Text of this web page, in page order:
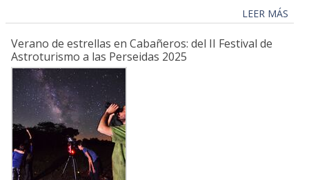
LEER MÁS
Verano de estrellas en Cabañeros: del II Festival de
Astroturismo a las Perseidas 2025